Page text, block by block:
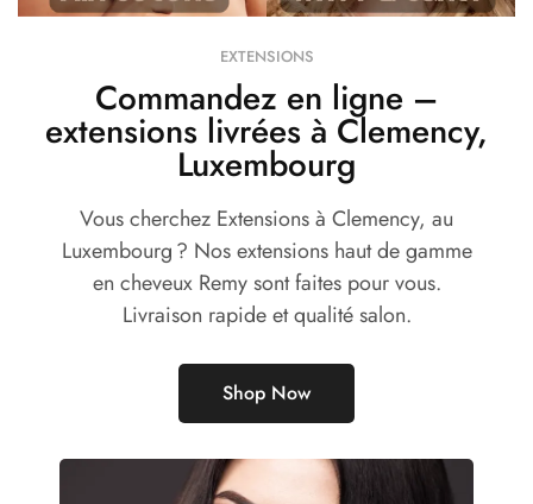
EXTENSIONS
Commandez en ligne –
extensions livrées à Clemency,
Luxembourg
Vous cherchez Extensions à Clemency, au
Luxembourg ? Nos extensions haut de gamme
en cheveux Remy sont faites pour vous.
Livraison rapide et qualité salon.
Shop Now